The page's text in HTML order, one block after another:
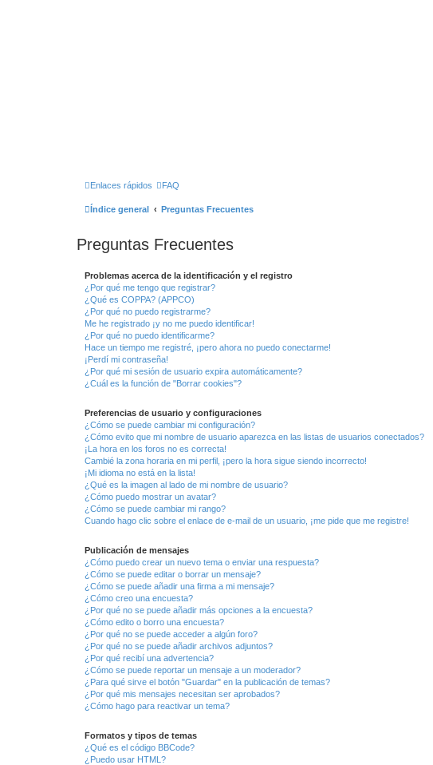
Enlaces rápidos FAQ
Índice general Preguntas Frecuentes
Preguntas Frecuentes
Problemas acerca de la identificación y el registro
¿Por qué me tengo que registrar?
¿Qué es COPPA? (APPCO)
¿Por qué no puedo registrarme?
Me he registrado ¡y no me puedo identificar!
¿Por qué no puedo identificarme?
Hace un tiempo me registré, ¡pero ahora no puedo conectarme!
¡Perdí mi contraseña!
¿Por qué mi sesión de usuario expira automáticamente?
¿Cuál es la función de "Borrar cookies"?
Preferencias de usuario y configuraciones
¿Cómo se puede cambiar mi configuración?
¿Cómo evito que mi nombre de usuario aparezca en las listas de usuarios conectados?
¡La hora en los foros no es correcta!
Cambié la zona horaria en mi perfil, ¡pero la hora sigue siendo incorrecto!
¡Mi idioma no está en la lista!
¿Qué es la imagen al lado de mi nombre de usuario?
¿Cómo puedo mostrar un avatar?
¿Cómo se puede cambiar mi rango?
Cuando hago clic sobre el enlace de e-mail de un usuario, ¡me pide que me registre!
Publicación de mensajes
¿Cómo puedo crear un nuevo tema o enviar una respuesta?
¿Cómo se puede editar o borrar un mensaje?
¿Cómo se puede añadir una firma a mi mensaje?
¿Cómo creo una encuesta?
¿Por qué no se puede añadir más opciones a la encuesta?
¿Cómo edito o borro una encuesta?
¿Por qué no se puede acceder a algún foro?
¿Por qué no se puede añadir archivos adjuntos?
¿Por qué recibí una advertencia?
¿Cómo se puede reportar un mensaje a un moderador?
¿Para qué sirve el botón "Guardar" en la publicación de temas?
¿Por qué mis mensajes necesitan ser aprobados?
¿Cómo hago para reactivar un tema?
Formatos y tipos de temas
¿Qué es el código BBCode?
¿Puedo usar HTML?